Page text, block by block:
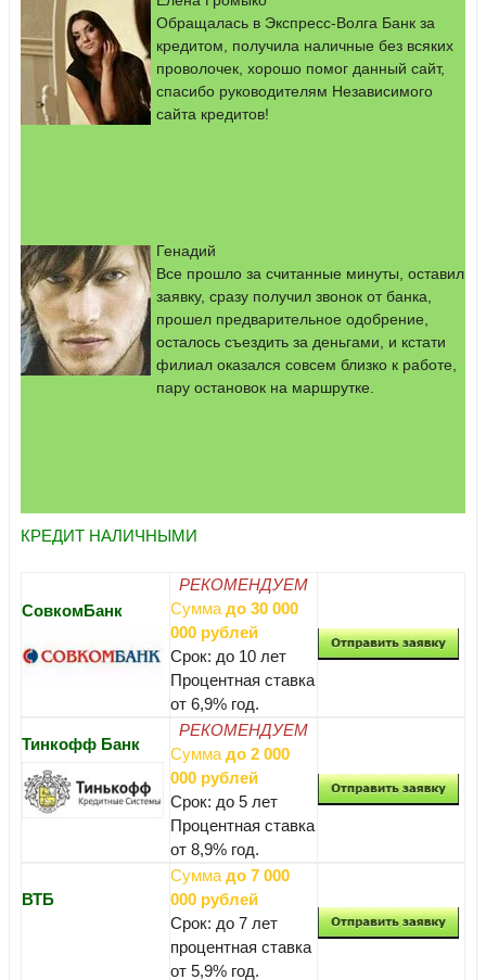
Обращалась в Экспресс-Волга Банк за
кредитом, получила наличные без всяких
проволочек, хорошо помог данный сайт,
спасибо руководителям Независимого
сайта кредитов!
Генадий
Все прошло за считанные минуты, оставил
заявку, сразу получил звонок от банка,
прошел предварительное одобрение,
осталось съездить за деньгами, и кстати
филиал оказался совсем близко к работе,
пару остановок на маршрутке.
КРЕДИТ НАЛИЧНЫМИ
СовкомБанк
РЕКОМЕНДУЕМ
Сумма до 30 000
000 рублей
Срок: до 10 лет
Процентная ставка
от 6,9% год.
Тинкофф Банк
РЕКОМЕНДУЕМ
Сумма до 2 000
000 рублей
Срок: до 5 лет
Процентная ставка
от 8,9% год.
ВТБ
Сумма до 7 000
000 рублей
Срок: до 7 лет
процентная ставка
от 5,9% год.